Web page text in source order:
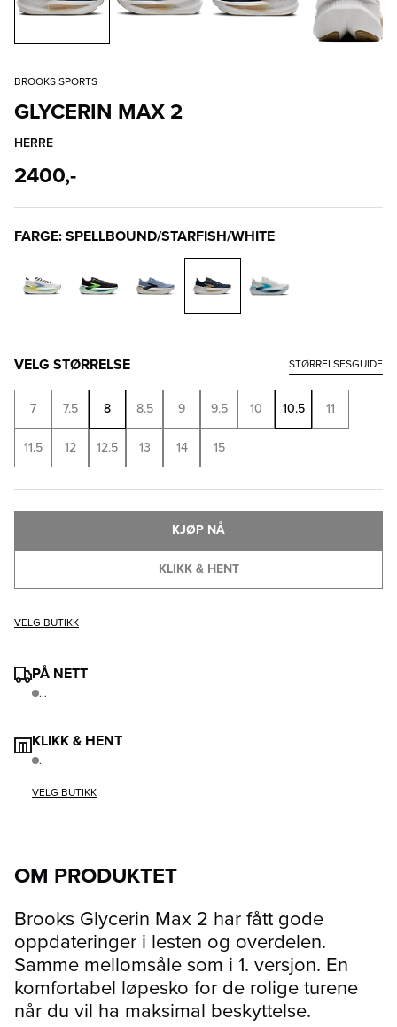
BROOKS SPORTS
GLYCERIN MAX 2
HERRE
2400,-
FARGE: SPELLBOUND/STARFISH/WHITE
VELG STØRRELSE STØRRELSESGUIDE
7 7.5 8 8.5 9 9.5 10 10.5 11
11.5 12 12.5 13 14 15
KLIKK & HENT
KJØP NÅ
VELG BUTIKK
PÅ NETT
...
KLIKK & HENT
..
VELG BUTIKK
OM PRODUKTET
Brooks Glycerin Max 2 har fått gode
oppdateringer i lesten og overdelen.
Samme mellomsåle som i 1. versjon. En
komfortabel løpesko for de rolige turene
når du vil ha maksimal beskyttelse.